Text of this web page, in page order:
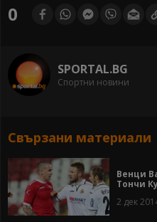
0
SPORTAL.BG
Спортни новини
Свързани материали
Венци
Тончи
2 дек